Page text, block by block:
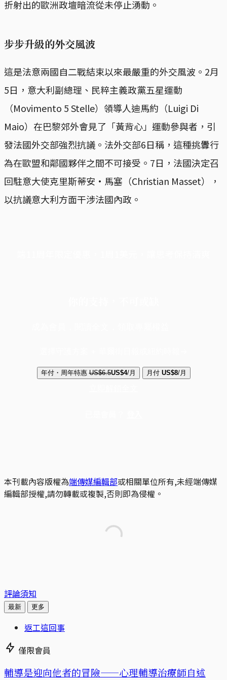
折射出的歐洲政壇暗流從未停止湧動。
步步升級的外交風波
這是法意兩國自二戰結束以來最嚴重的外交風波。2月
5日，意大利副總理、民粹主義政黨五星運動
（Movimento 5 Stelle）領導人迪馬約（Luigi Di
Maio）在巴黎郊外會見了「黃背心」運動參與者，引
發法國外交部強烈抗議。法外交部6日稱，這種挑釁行
為在歐盟和鄰國夥伴之間不可接受。7日，法國決定召
回駐意大使克里斯蒂安·馬塞（Christian Masset），
以抗議意大利方面干涉法國內政。
年付・周年特惠 US$6.5US$4/月 月付 US$8/月
本刊載內容版權為端傳媒編輯部或相關單位所有,未經端傳媒
編輯部授權,請勿轉載或複製,否則即為侵權。
評論須知
最新 更多
返工這回事
僅限會員
輔導是迎向他者的冒險——心理輔導治療師自述